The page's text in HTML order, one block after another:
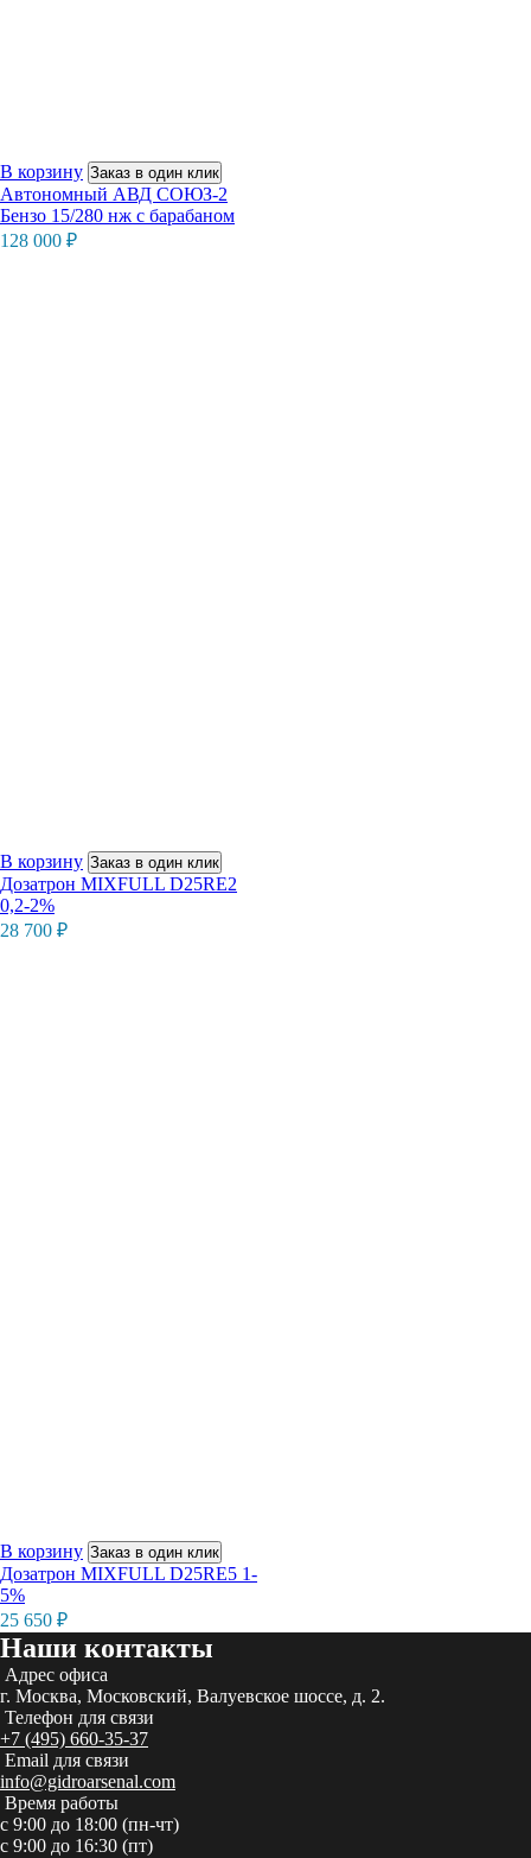
В корзину Заказ в один клик
Автономный АВД СОЮЗ-2
Бензо 15/280 нж с барабаном
128 000 ₽
В корзину Заказ в один клик
Дозатрон MIXFULL D25RE2
0,2-2%
28 700 ₽
В корзину Заказ в один клик
Дозатрон MIXFULL D25RE5 1-
5%
25 650 ₽
Наши контакты
Адрес офиса
г. Москва, Московский, Валуевское шоссе, д. 2.
Телефон для связи
+7 (495) 660-35-37
Email для связи
info@gidroarsenal.com
Время работы
с 9:00 до 18:00 (пн-чт)
с 9:00 до 16:30 (пт)